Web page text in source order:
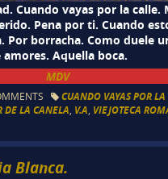
Cuando vayas por la calle.
Pena por ti. Cuando
Por borracha. Como duele
amores. Aquella boca.
MDV
CUANDO VAYAS POR
DE LA CANELA V.A VIEJOTECA
Blanca.